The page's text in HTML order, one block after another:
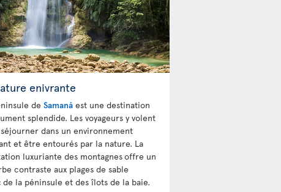
enivrante
de Samaná est une destination
splendide. Les voyageurs y volent
dans un environnement
et être entourés par la nature. La
luxuriante des montagnesoffre un
contraste aux plages de sable
de la péninsule et des îlots de la baie.